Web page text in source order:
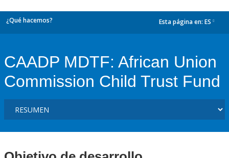
¿Qué hacemos? Esta página en: ES
CAADP MDTF: African Union
Commission Child Trust Fund